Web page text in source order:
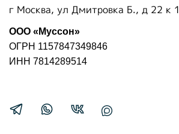
г Москва, ул Дмитровка Б., д 22 к 1
ООО «Муссон»
ОГРН 1157847349846
ИНН 7814289514